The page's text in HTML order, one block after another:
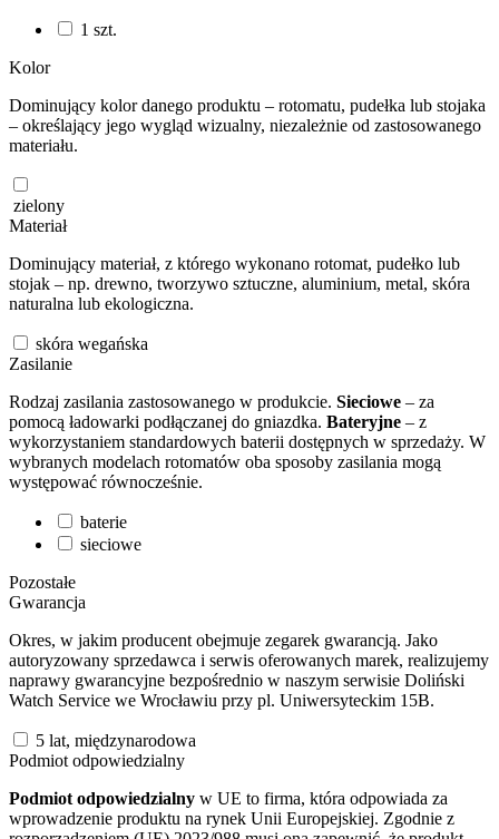
1 szt.
Kolor
Dominujący kolor danego produktu – rotomatu, pudełka lub stojaka
– określający jego wygląd wizualny, niezależnie od zastosowanego
materiału.
zielony
Materiał
Dominujący materiał, z którego wykonano rotomat, pudełko lub
stojak – np. drewno, tworzywo sztuczne, aluminium, metal, skóra
naturalna lub ekologiczna.
skóra wegańska
Zasilanie
Rodzaj zasilania zastosowanego w produkcie. Sieciowe – za
pomocą ładowarki podłączanej do gniazdka. Bateryjne – z
wykorzystaniem standardowych baterii dostępnych w sprzedaży. W
wybranych modelach rotomatów oba sposoby zasilania mogą
występować równocześnie.
baterie
sieciowe
Pozostałe
Gwarancja
Okres, w jakim producent obejmuje zegarek gwarancją. Jako
autoryzowany sprzedawca i serwis oferowanych marek, realizujemy
naprawy gwarancyjne bezpośrednio w naszym serwisie Doliński
Watch Service we Wrocławiu przy pl. Uniwersyteckim 15B.
5 lat, międzynarodowa
Podmiot odpowiedzialny
Podmiot odpowiedzialny w UE to firma, która odpowiada za
wprowadzenie produktu na rynek Unii Europejskiej. Zgodnie z